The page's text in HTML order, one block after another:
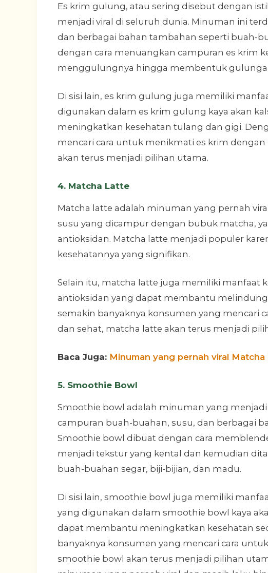
Es krim gulung, atau sering disebut dengan
menjadi viral di seluruh dunia. Minuman ini
dan berbagai bahan tambahan seperti buah-
dengan cara menuangkan campuran es krim
menggulungnya hingga membentuk
Di sisi lain, es krim gulung juga memiliki
digunakan dalam es krim gulung kaya akan
meningkatkan kesehatan tulang dan gigi.
mencari cara untuk menikmati es krim
akan terus menjadi pilihan utama.
4. Matcha Latte
Matcha latte adalah minuman yang pernah
susu yang dicampur dengan bubuk matcha,
antioksidan. Matcha latte menjadi populer
kesehatannya yang signifikan.
Selain itu, matcha latte juga memiliki manfaat
antioksidan yang dapat membantu
semakin banyaknya konsumen yang mencari
dan sehat, matcha latte akan terus menjadi
Baca Juga: Minuman yang pernah viral
5. Smoothie Bowl
Smoothie bowl adalah minuman yang
campuran buah-buahan, susu, dan berbagai
Smoothie bowl dibuat dengan cara
menjadi tekstur yang kental dan kemudian
buah-buahan segar, biji-bijian, dan madu.
Di sisi lain, smoothie bowl juga memiliki
yang digunakan dalam smoothie bowl kaya
dapat membantu meningkatkan kesehatan
banyaknya konsumen yang mencari cara
smoothie bowl akan terus menjadi pilihan